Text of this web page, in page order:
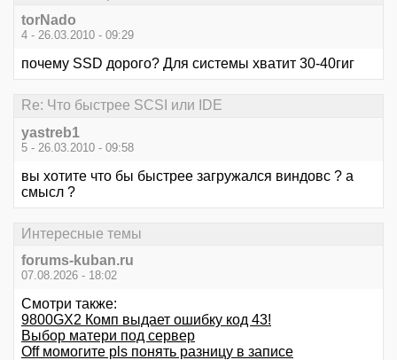
torNado
4 - 26.03.2010 - 09:29
почему SSD дорого? Для системы хватит 30-40гиг
Re: Что быстрее SCSI или IDE
yastreb1
5 - 26.03.2010 - 09:58
вы хотите что бы быстрее загружался виндовс ? а
смысл ?
Интересные темы
forums-kuban.ru
07.08.2026 - 18:02
Смотри также:
9800GX2 Комп выдает ошибку код 43!
Выбор матери под сервер
Оff момогите pls понять разницу в записе